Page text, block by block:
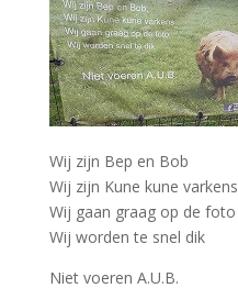
Wij zijn Bep en Bob
Wij zijn Kune kune varkens
Wij gaan graag op de foto
Wij worden te snel dik
Niet voeren A.U.B.